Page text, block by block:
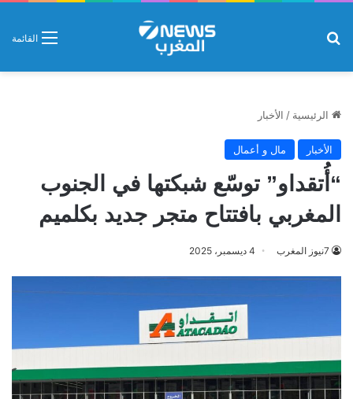
القائمة
الرئيسية / الأخبار
الأخبار مال و أعمال
“أُتقداو” توسّع شبكتها في الجنوب
المغربي بافتتاح متجر جديد بكلميم
7نيوز المغرب 4 ديسمبر، 2025